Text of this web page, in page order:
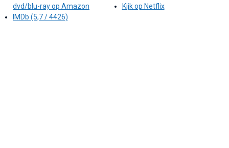
dvd/blu-ray op Amazon
IMDb (5,7 / 4426)
Kijk op Netflix